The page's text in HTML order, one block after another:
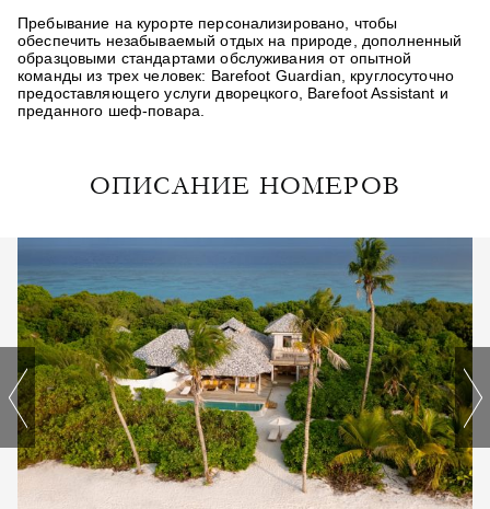
Пребывание на курорте персонализировано, чтобы
обеспечить незабываемый отдых на природе, дополненный
образцовыми стандартами обслуживания от опытной
команды из трех человек: Barefoot Guardian, круглосуточно
предоставляющего услуги дворецкого, Barefoot Assistant и
преданного шеф-повара.
ОПИСАНИЕ НОМЕРОВ